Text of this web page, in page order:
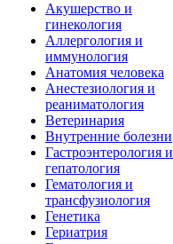
Акушерство и
гинекология
Аллергология и
иммунология
Анатомия человека
Анестезиология и
реаниматология
Ветеринария
Внутренние болезни
Гастроэнтерология и
гепатология
Гематология и
трансфузиология
Генетика
Гериатрия